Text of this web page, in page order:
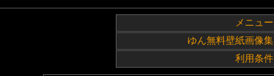
メニュー
ゆん無料壁紙画像集
利用条件